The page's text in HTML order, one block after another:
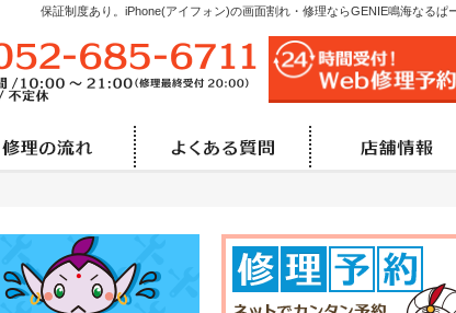
保証制度あり。iPhone(アイフォン)の画面割れ・修理ならGENIE鳴海なるぱ
営業時間/10:00
症状別修理料金と時間